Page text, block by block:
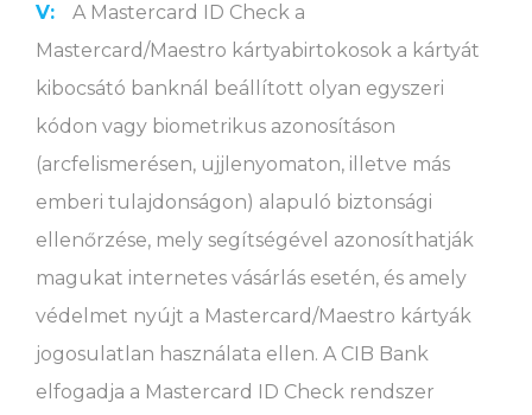
V:
A Mastercard ID Check a
Mastercard/Maestro kártyabirtokosok a kártyát
kibocsátó banknál beállított olyan egyszeri
kódon vagy biometrikus azonosításon
(arcfelismerésen, ujjlenyomaton, illetve más
emberi tulajdonságon) alapuló biztonsági
ellenőrzése, mely segítségével azonosíthatják
magukat internetes vásárlás esetén, és amely
védelmet nyújt a Mastercard/Maestro kártyák
jogosulatlan használata ellen. A CIB Bank
elfogadja a Mastercard ID Check rendszer